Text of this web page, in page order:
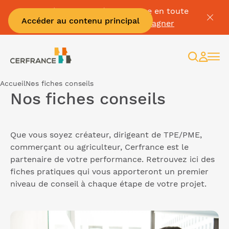
Accéder au contenu principal
Passez à la facture électronique en toute
sérénité :Je me fais accompagner
AccueilNos fiches conseils
Nos fiches conseils
Que vous soyez créateur, dirigeant de TPE/PME,
commerçant ou agriculteur, Cerfrance est le
partenaire de votre performance. Retrouvez ici des
fiches pratiques qui vous apporteront un premier
niveau de conseil à chaque étape de votre projet.